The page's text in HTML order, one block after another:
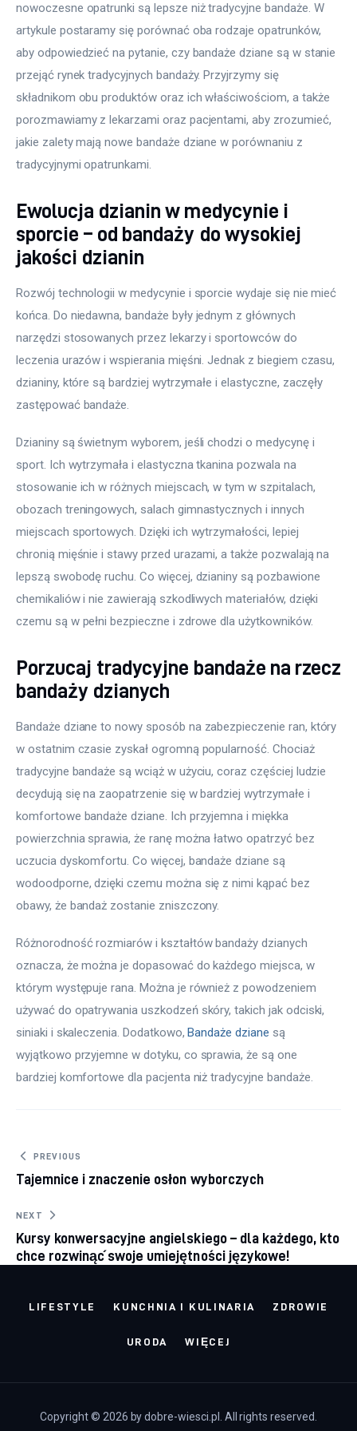
nowoczesne opatrunki są lepsze niż tradycyjne bandaże. W
artykule postaramy się porównać oba rodzaje opatrunków,
aby odpowiedzieć na pytanie, czy bandaże dziane są w stanie
przejąć rynek tradycyjnych bandaży. Przyjrzymy się
składnikom obu produktów oraz ich właściwościom, a także
porozmawiamy z lekarzami oraz pacjentami, aby zrozumieć,
jakie zalety mają nowe bandaże dziane w porównaniu z
tradycyjnymi opatrunkami.
Ewolucja dzianin w medycynie i
sporcie – od bandaży do wysokiej
jakości dzianin
Rozwój technologii w medycynie i sporcie wydaje się nie mieć
końca. Do niedawna, bandaże były jednym z głównych
narzędzi stosowanych przez lekarzy i sportowców do
leczenia urazów i wspierania mięśni. Jednak z biegiem czasu,
dzianiny, które są bardziej wytrzymałe i elastyczne, zaczęły
zastępować bandaże.
Dzianiny są świetnym wyborem, jeśli chodzi o medycynę i
sport. Ich wytrzymała i elastyczna tkanina pozwala na
stosowanie ich w różnych miejscach, w tym w szpitalach,
obozach treningowych, salach gimnastycznych i innych
miejscach sportowych. Dzięki ich wytrzymałości, lepiej
chronią mięśnie i stawy przed urazami, a także pozwalają na
lepszą swobodę ruchu. Co więcej, dzianiny są pozbawione
chemikaliów i nie zawierają szkodliwych materiałów, dzięki
czemu są w pełni bezpieczne i zdrowe dla użytkowników.
Porzucaj tradycyjne bandaże na rzecz
bandaży dzianych
Bandaże dziane to nowy sposób na zabezpieczenie ran, który
w ostatnim czasie zyskał ogromną popularność. Chociaż
tradycyjne bandaże są wciąż w użyciu, coraz częściej ludzie
decydują się na zaopatrzenie się w bardziej wytrzymałe i
komfortowe bandaże dziane. Ich przyjemna i miękka
powierzchnia sprawia, że ranę można łatwo opatrzyć bez
uczucia dyskomfortu. Co więcej, bandaże dziane są
wodoodporne, dzięki czemu można się z nimi kąpać bez
obawy, że bandaż zostanie zniszczony.
Różnorodność rozmiarów i kształtów bandaży dzianych
oznacza, że można je dopasować do każdego miejsca, w
którym występuje rana. Można je również z powodzeniem
używać do opatrywania uszkodzeń skóry, takich jak odciski,
siniaki i skaleczenia. Dodatkowo, Bandaże dziane są
wyjątkowo przyjemne w dotyku, co sprawia, że są one
bardziej komfortowe dla pacjenta niż tradycyjne bandaże.
Nawigacja wpisu
PREVIOUS
Tajemnice i znaczenie osłon wyborczych
NEXT
Kursy konwersacyjne angielskiego – dla każdego, kto
chce rozwinąć swoje umiejętności językowe!
LIFESTYLE KUNCHNIA I KULINARIA ZDROWIE
URODA WIĘCEJ
Copyright © 2026 by dobre-wiesci.pl. All rights reserved.